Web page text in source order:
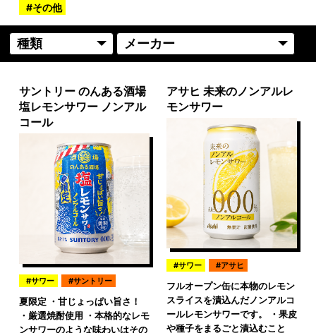
その他
サントリー のんある酒場
塩レモンサワー ノンアル
コール
サワー サントリー
夏限定 ・甘じょっぱい旨さ！
・厳選焼酎使用 ・本格的なレモ
ンサワーのような味わいはその
アサヒ 未来のノンアルレ
モンサワー
サワー アサヒ
フルオープン缶に本物のレモン
スライスを漬込んだノンアルコ
ールレモンサワーです。 ・果皮
や種子をまるごと漬込むこと